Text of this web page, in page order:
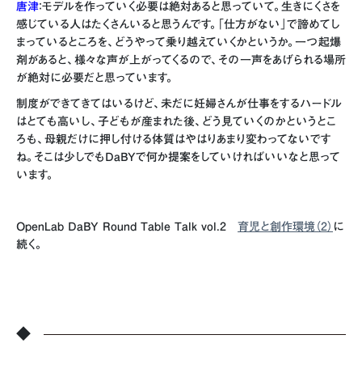
唐津：モデルを作っていく必要は絶対あると思っていて。生きにくさを
感じている人はたくさんいると思うんです。「仕方がない」で諦めてし
まっているところを、どうやって乗り越えていくかというか。一つ起爆
剤があると、様々な声が上がってくるので、その一声をあげられる場所
が絶対に必要だと思っています。
制度ができてきてはいるけど、未だに妊婦さんが仕事をするハードル
はとても高いし、子どもが産まれた後、どう見ていくのかというとこ
ろも、母親だけに押し付ける体質はやはりあまり変わってないです
ね。そこは少しでもDaBYで何か提案をしていければいいなと思って
います。
OpenLab DaBY Round Table Talk vol.2 育児と創作環境（2） に
続く。
◆